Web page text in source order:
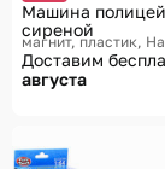
Машина
сиреной
магнит, пластик
Доставим
августа